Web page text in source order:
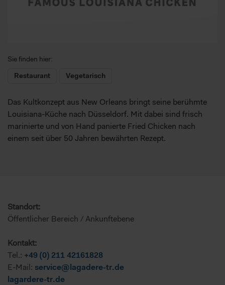
Sie finden hier:
Restaurant
Vegetarisch
Das Kultkonzept aus New Orleans bringt seine berühmte
Louisiana-Küche nach Düsseldorf. Mit dabei sind frisch
marinierte und von Hand panierte Fried Chicken nach
einem seit über 50 Jahren bewährten Rezept.
Standort:
Öffentlicher Bereich / Ankunftebene
Kontakt:
Tel.: +49 (0) 211 42161828
E-Mail: service@lagadere-tr.de
lagardere-tr.de